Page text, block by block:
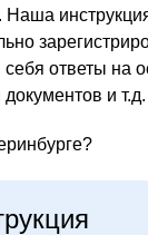
ответы на
и т.д.